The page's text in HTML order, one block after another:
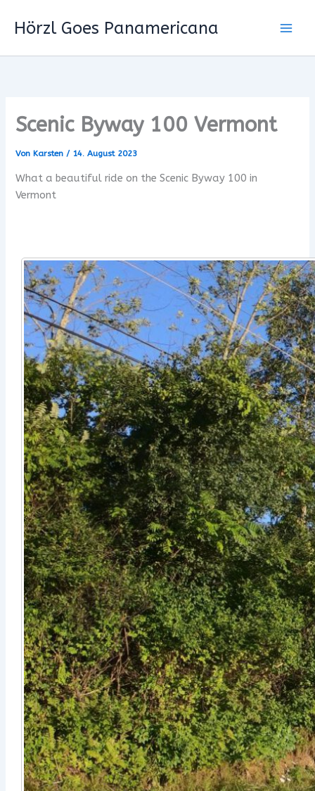
InhaltHörzl Goes Panamericana
Scenic Byway 100 Vermont
Von Karsten/ 14. August 2023
What a beautiful ride on the Scenic Byway 100 in
Vermont